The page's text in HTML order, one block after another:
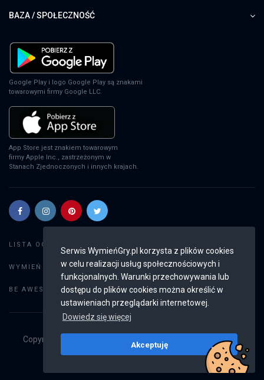
Serwis WymieńGry.pl korzysta z plików cookies
w celu realizacji usług społecznościowych i
funkcjonalnych. Warunki przechowywania lub
dostępu do plików cookies można określić w
ustawieniach przeglądarki internetowej.
Dowiedz się więcej
Akceptuję
BAZA / SPOŁECZNOŚĆ
Google Play i logo Google Play są znakami
towarowymi firmy Google LLC.
App Store jest znakiem towarowym
firmy Apple Inc., zastrzeżonym w
Stanach Zjednoczonych i innych krajach.
LISTA OGŁOSZEŃ:
WYMIEŃ GRY: Dodaj ogłoszenie
BE AWESOME: Weryfikacja konta
Copyright © 2019 - 2026
Wszystkie prawa
v2.8.4